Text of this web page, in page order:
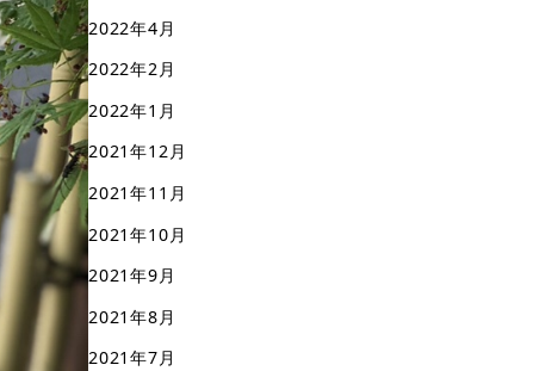
2022年4月
2022年2月
2022年1月
2021年12月
2021年11月
2021年10月
2021年9月
2021年8月
2021年7月